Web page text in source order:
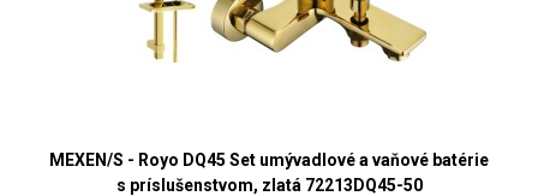
MEXEN/S - Royo DQ45 Set umývadlové a vaňové batérie
s príslušenstvom, zlatá 72213DQ45-50